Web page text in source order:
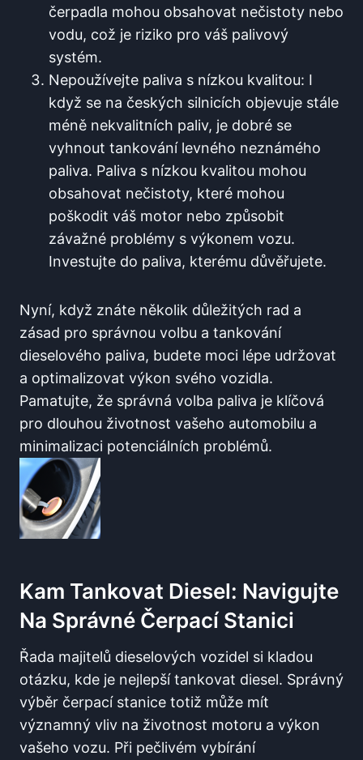
čerpadla mohou obsahovat ‌nečistoty ‍nebo
vodu, což⁣ je riziko pro váš ​palivový
systém.
Nepoužívejte paliva s nízkou kvalitou:‍ I
když se na českých silnicích objevuje stále⁣
méně⁤ nekvalitních paliv,‍ je dobré se
⁤vyhnout tankování levného neznámého‍
paliva. Paliva⁤ s nízkou kvalitou⁢ mohou⁤
obsahovat⁢ nečistoty, ⁢které‍ mohou
poškodit váš ​motor nebo způsobit
závažné problémy s výkonem‌ vozu.
⁣Investujte ⁤do paliva, kterému důvěřujete.
Nyní, když znáte několik důležitých rad ‍a
zásad ​pro ‍správnou volbu a ⁣tankování
dieselového paliva, budete ‍moci⁣ lépe udržovat
a optimalizovat výkon svého vozidla.
Pamatujte, že správná volba ‍paliva je klíčová
pro​ dlouhou životnost vašeho automobilu​ a‌
minimalizaci potenciálních problémů.
Kam Tankovat Diesel: Navigujte
⁣na Správné Čerpací Stanici
Řada majitelů dieselových vozidel si ​kladou
otázku, kde je nejlepší ⁣tankovat diesel.⁤ Správný⁣
výběr čerpací⁤ stanice totiž může⁤ mít
významný ⁣vliv na životnost motoru ‌a‌ výkon
vašeho vozu. Při ⁣pečlivém vybírání